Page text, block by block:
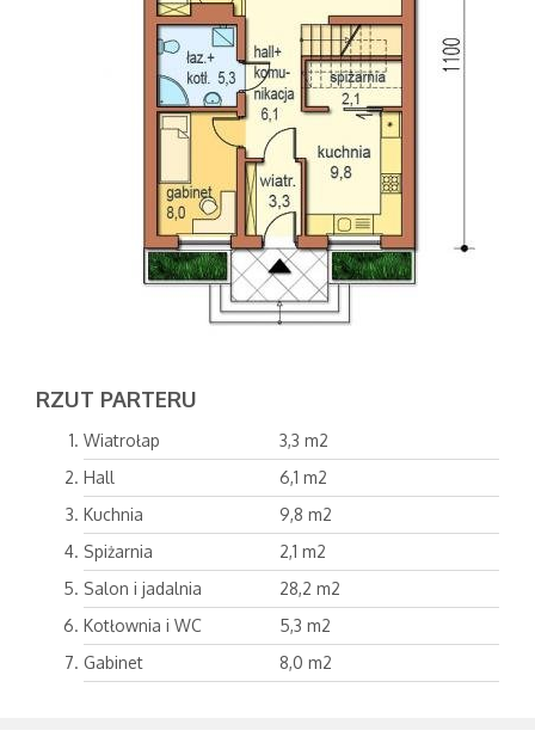
RZUT PARTERU
Wiatrołap
3,3 m2
Hall
6,1 m2
Kuchnia
9,8 m2
Spiżarnia
2,1 m2
Salon i jadalnia
28,2 m2
Kotłownia i WC
5,3 m2
Gabinet
8,0 m2